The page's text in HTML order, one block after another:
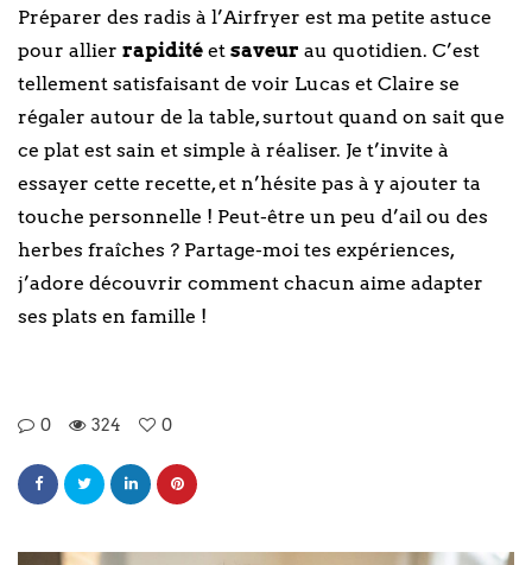
Préparer des radis à l’Airfryer est ma petite astuce
pour allier rapidité et saveur au quotidien. C’est
tellement satisfaisant de voir Lucas et Claire se
régaler autour de la table, surtout quand on sait que
ce plat est sain et simple à réaliser. Je t’invite à
essayer cette recette, et n’hésite pas à y ajouter ta
touche personnelle ! Peut-être un peu d’ail ou des
herbes fraîches ? Partage-moi tes expériences,
j’adore découvrir comment chacun aime adapter
ses plats en famille !
0 324 0